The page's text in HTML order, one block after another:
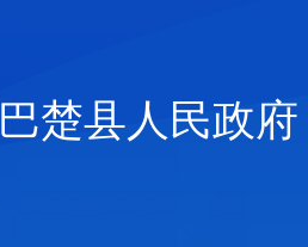
巴楚县人民政府